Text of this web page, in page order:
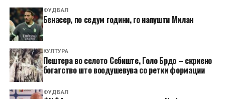
ФУДБАЛ
Бенасер, по седум години, го напушти Милан
КУЛТУРА
Пештера во селото Себиште, Голо Брдо – скриено
богатство што воодушевува со ретки формации
ФУДБАЛ